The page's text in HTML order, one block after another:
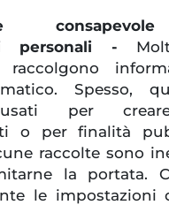
personali -
raccolgono
Spesso,
per
o per finalità
raccolte sono
la portata.
le impostazioni